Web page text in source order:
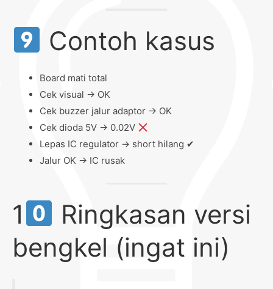
Contoh kasus
Board mati total
Cek visual → OK
Cek buzzer jalur adaptor → OK
Cek dioda 5V → 0.02V
Lepas IC regulator → short hilang ✔
Jalur OK → IC rusak
1
Ringkasan versi
bengkel (ingat ini)